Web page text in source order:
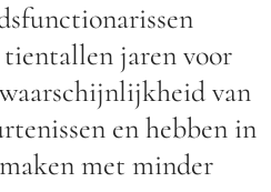
jaren voor
van
en hebben in
met minder